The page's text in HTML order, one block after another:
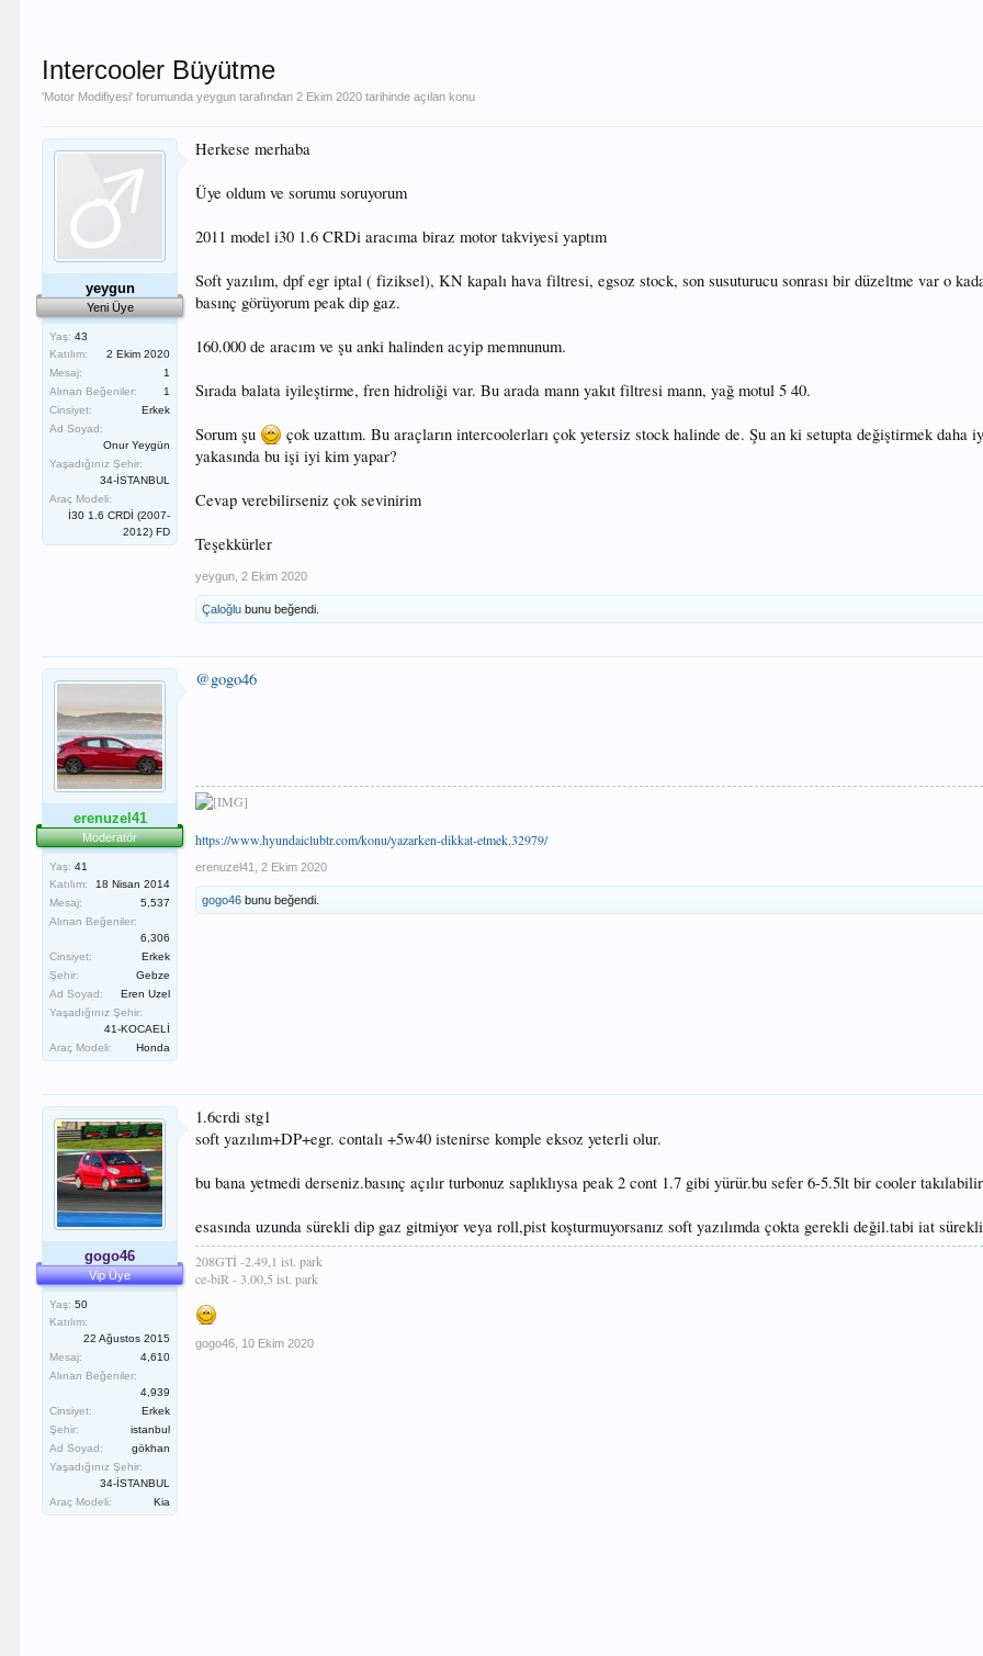
Intercooler Büyütme
'Motor Modifiyesi' forumundayeygun tarafından2 Ekim 2020 tarihinde açılan konu
yeygun
Yeni Üye
Yaş: 43
Katılım:
2 Ekim 2020
Mesaj:
1
Alınan Beğeniler:
1
Cinsiyet:
Erkek
Ad Soyad:
Onur Yeygün
Yaşadığınız Şehir:
34-İSTANBUL
Araç Modeli:
İ30 1.6 CRDİ (2007-
2012) FD
Herkese merhaba
Üye oldum ve sorumu soruyorum
2011 model i30 1.6 CRDi aracıma biraz motor takviyesi yaptım
Soft yazılım, dpf egr iptal ( fiziksel), KN kapalı hava filtresi, egsoz stock, son susuturucu sonrası bir düzeltme var o
basınç görüyorum peak dip gaz.
160.000 de aracım ve şu anki halinden acyip memnunum.
Sırada balata iyileştirme, fren hidroliği var. Bu arada mann yakıt filtresi mann, yağ motul 5 40.
Sorum şu
çok uzattım. Bu araçların intercoolerları çok yetersiz stock halinde de. Şu an ki setupta değiştirmek
yakasında bu işi iyi kim yapar?
Cevap verebilirseniz çok sevinirim
Teşekkürler
yeygun 2 Ekim 2020
Çaloğlu bunu beğendi.
erenuzel41
Moderatör
Yaş: 41
Katılım:
18 Nisan 2014
Mesaj:
5,537
Alınan Beğeniler:
6,306
Cinsiyet:
Erkek
Şehir:
Gebze
Ad Soyad:
Eren Uzel
Yaşadığınız Şehir:
41-KOCAELİ
Araç Modeli:
Honda
@gogo46
https://www.hyundaiclubtr.com/konu/yazarken-dikkat-etmek.32979/
erenuzel41 2 Ekim 2020
gogo46 bunu beğendi.
gogo46
Vip Üye
Yaş: 50
Katılım:
22 Ağustos 2015
Mesaj:
4,610
Alınan Beğeniler:
4,939
Cinsiyet:
Erkek
Şehir:
istanbul
Ad Soyad:
gökhan
Yaşadığınız Şehir:
34-İSTANBUL
Araç Modeli:
Kia
1.6crdi stg1
soft yazılım+DP+egr. contalı +5w40 istenirse komple eksoz yeterli olur.
bu bana yetmedi derseniz.basınç açılır turbonuz saplıklıysa peak 2 cont 1.7 gibi yürür.bu sefer 6-5.5lt bir cooler
esasında uzunda sürekli dip gaz gitmiyor veya roll,pist koşturmuyorsanız soft yazılımda çokta gerekli değil.tabi iat
208GTİ -2.49,1 ist. park
ce-biR - 3.00,5 ist. park
gogo46 10 Ekim 2020